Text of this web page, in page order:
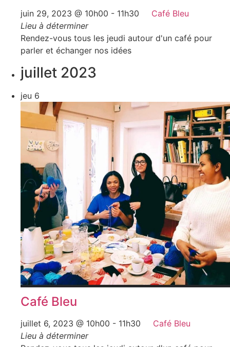
juin 29, 2023 @ 10h00 - 11h30
Café Bleu
Lieu à déterminer
Rendez-vous tous les jeudi autour d'un café pour
parler et échanger nos idées
juillet 2023
jeu 6
Café Bleu
juillet 6, 2023 @ 10h00 - 11h30
Café Bleu
Lieu à déterminer